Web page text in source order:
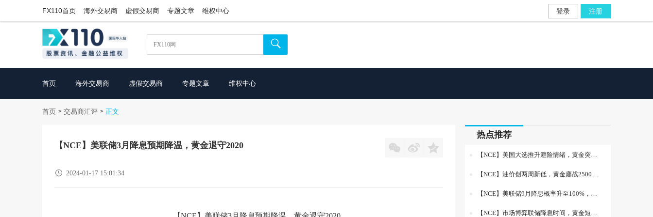
FX110首页 海外交易商 虚假交易商 专题文章 维权中心 登录 注册

首页 海外交易商 虚假交易商 专题文章 维权中心
首页 > 交易商汇评 > 正文
【NCE】美联储3月降息预期降温，黄金退守2020   
 2024-01-17 15:01:34
热点推荐
【NCE】美国大选推升避险情绪，黄金突破2700美元
【NCE】油价创两周新低，黄金鏖战2500关口
【NCE】美联储9月降息概率升至100%，金价飙升至两个月高点
【NCE】市场博弈联储降息时间，黄金短线区间整理